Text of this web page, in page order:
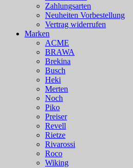
Zahlungsarten
Neuheiten Vorbestellung
Vertrag widerrufen
Marken
ACME
BRAWA
Brekina
Busch
Heki
Merten
Noch
Piko
Preiser
Revell
Rietze
Rivarossi
Roco
Wiking